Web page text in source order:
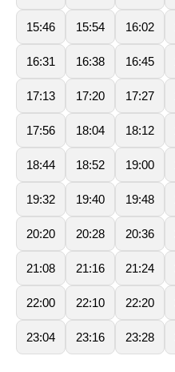
15:46 15:54 16:02
16:31 16:38 16:45
17:13 17:20 17:27
17:56 18:04 18:12
18:44 18:52 19:00
19:32 19:40 19:48
20:20 20:28 20:36
21:08 21:16 21:24
22:00 22:10 22:20
23:04 23:16 23:28